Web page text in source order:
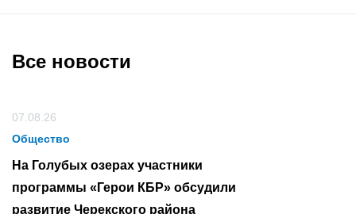
Все новости
07.08.26
Общество
На Голубых озерах участники
программы «Герои КБР» обсудили
развитие Черекского района